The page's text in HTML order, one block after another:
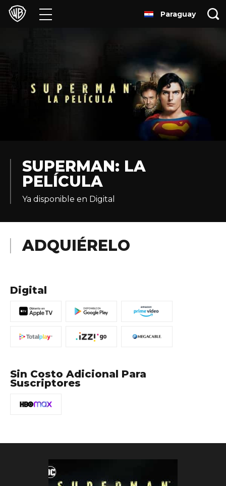
Películas
Franquicias
Experiencias
Paraguay
SUPERMAN: LA
PELÍCULA
Ya disponible en Digital
ADQUIÉRELO
Digital
Sin Costo Adicional Para
Suscriptores